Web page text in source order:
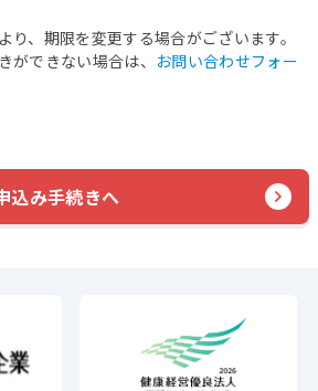
、期限を変更する場合がございます。
できない場合は、 お問い合わせフォー
込み手続きへ